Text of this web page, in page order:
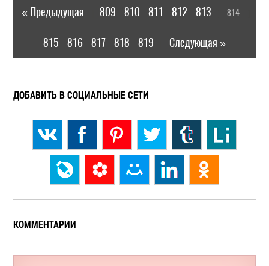
« Предыдущая 809 810 811 812 813 814
815 816 817 818 819 Следующая »
ДОБАВИТЬ В СОЦИАЛЬНЫЕ СЕТИ
КОММЕНТАРИИ